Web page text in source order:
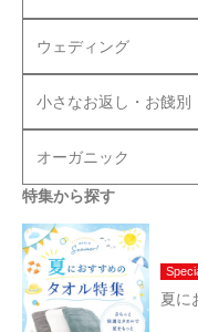
ウェディング
小さなお返し・お餞別
オーガニック
特集から探す
夏に